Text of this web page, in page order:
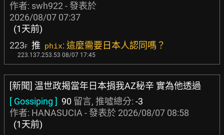
作者: swh922 - 發表於
2026/08/07 07:37
(1天前)
223F 推 phix: 這麼需要日本人認同嗎？
223.137.253.53 08/07 17:45
[新聞] 温世政揭當年日本捐我AZ秘辛 實為他透過
[ Gossiping ] 90 留言, 推噓總分: -3
作者: HANASUCIA - 發表於 2026/08/07 08:58
(1天前)